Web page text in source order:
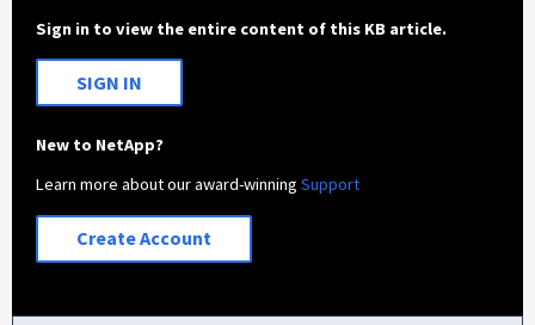
Sign in to view the entire content of this KB article.
SIGN IN
New to NetApp?
Learn more about our award-winningSupport
Create Account